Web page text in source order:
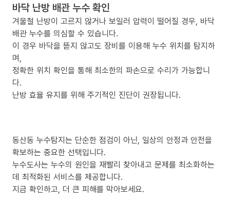
바닥 난방 배관 누수 확인
겨울철 난방이 고르지 않거나 보일러 압력이 떨어질 경우, 바닥
배관 누수를 의심할 수 있습니다.
이 경우 바닥을 뜯지 않고도 장비를 이용해 누수 위치를 탐지하
며,
정확한 위치 확인을 통해 최소한의 파손으로 수리가 가능합니
다.
난방 효율 유지를 위해 주기적인 진단이 권장됩니다.
동산동 누수탐지는 단순한 점검이 아닌, 일상의 안정과 안전을
확보하는 중요한 선택입니다.
누수도사는 누수의 원인을 재빨리 찾아내고 문제를 최소화하는
데 최적화된 서비스를 제공합니다.
지금 확인하고, 더 큰 피해를 막아보세요.